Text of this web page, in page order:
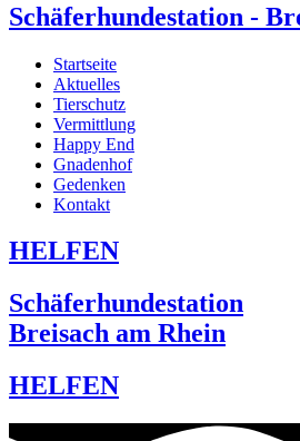
Schäferhundestation -
Startseite
Aktuelles
Tierschutz
Vermittlung
Happy End
Gnadenhof
Gedenken
Kontakt
HELFEN
Schäferhundestation
Breisach am Rhein
HELFEN